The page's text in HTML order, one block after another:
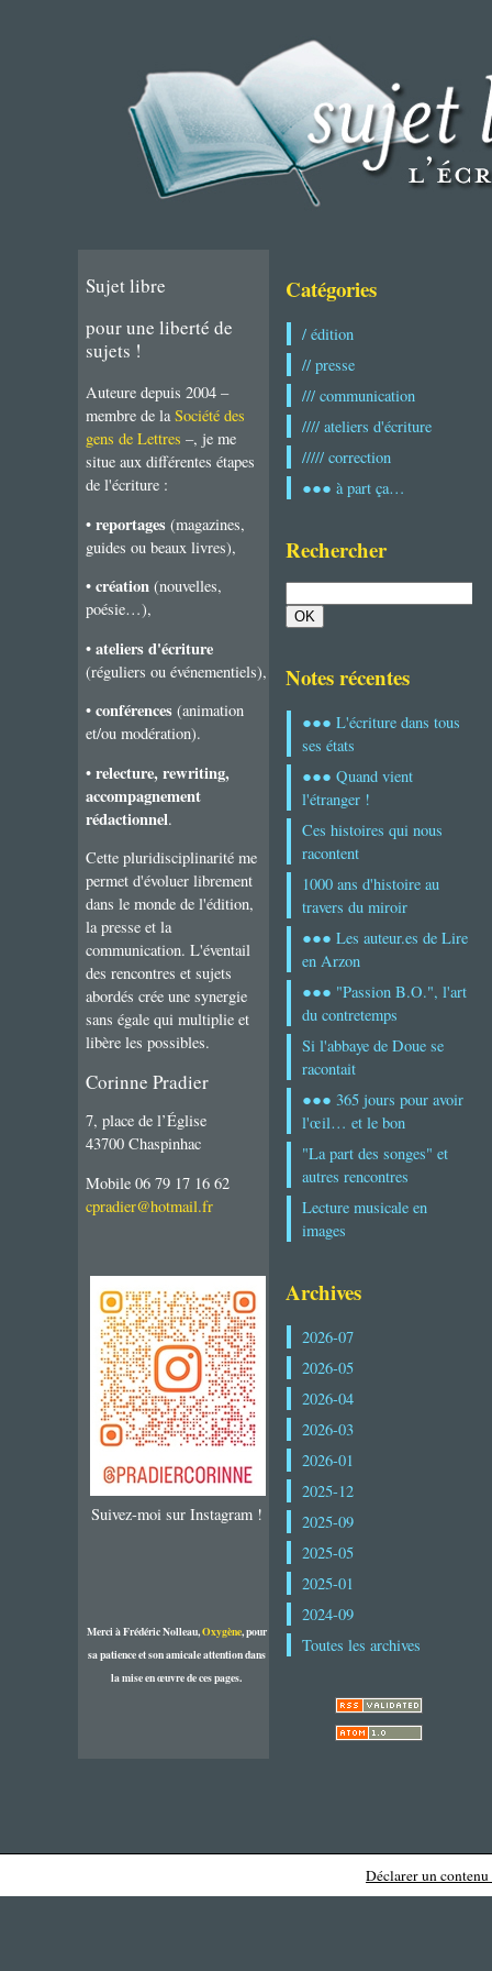
Sujet libre
pour une liberté de
sujets !
Auteure depuis 2004 –
membre de laSociété des
gens de Lettres –, je me
situe aux différentes étapes
de l'écriture :
• reportages (magazines,
guides ou beaux livres),
• création (nouvelles,
poésie…),
• ateliers d'écriture
(réguliers ou événementiels),
• conférences (animation
et/ou modération).
• relecture, rewriting,
accompagnement
rédactionnel.
Cette pluridisciplinarité me
permet d'évoluer librement
dans le monde de l'édition,
la presse et la
communication. L'éventail
des rencontres et sujets
abordés crée une synergie
sans égale qui multiplie et
libère les possibles.
Corinne Pradier
7, place de l’Église
43700 Chaspinhac
Mobile 06 79 17 16 62
cpradier@hotmail.fr
Suivez-moi sur Instagram !
Merci à Frédéric Nolleau,Oxygène, pour
sa patience et son amicale attention dans
la mise en œuvre de ces pages.
Catégories
/ édition
// presse
/// communication
//// ateliers d'écriture
///// correction
●●● à part ça…
Rechercher
Notes récentes
●●● L'écriture dans tous
ses états
●●● Quand vient
l'étranger !
Ces histoires qui nous
racontent
1000 ans d'histoire au
travers du miroir
●●● Les auteur.es de Lire
en Arzon
●●● "Passion B.O.", l'art
du contretemps
Si l'abbaye de Doue se
racontait
●●● 365 jours pour avoir
l'œil… et le bon
"La part des songes" et
autres rencontres
Lecture musicale en
images
Archives
2026-07
2026-05
2026-04
2026-03
2026-01
2025-12
2025-09
2025-05
2025-01
2024-09
Toutes les archives
Déclarer un